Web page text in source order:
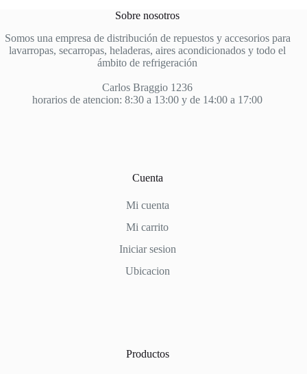
Sobre nosotros
Somos una empresa de distribución de repuestos y accesorios para
lavarropas, secarropas, heladeras, aires acondicionados y todo el
ámbito de refrigeración
Carlos Braggio 1236
horarios de atencion: 8:30 a 13:00 y de 14:00 a 17:00
Cuenta
Mi cuenta
Mi carrito
Iniciar sesion
Ubicacion
Productos